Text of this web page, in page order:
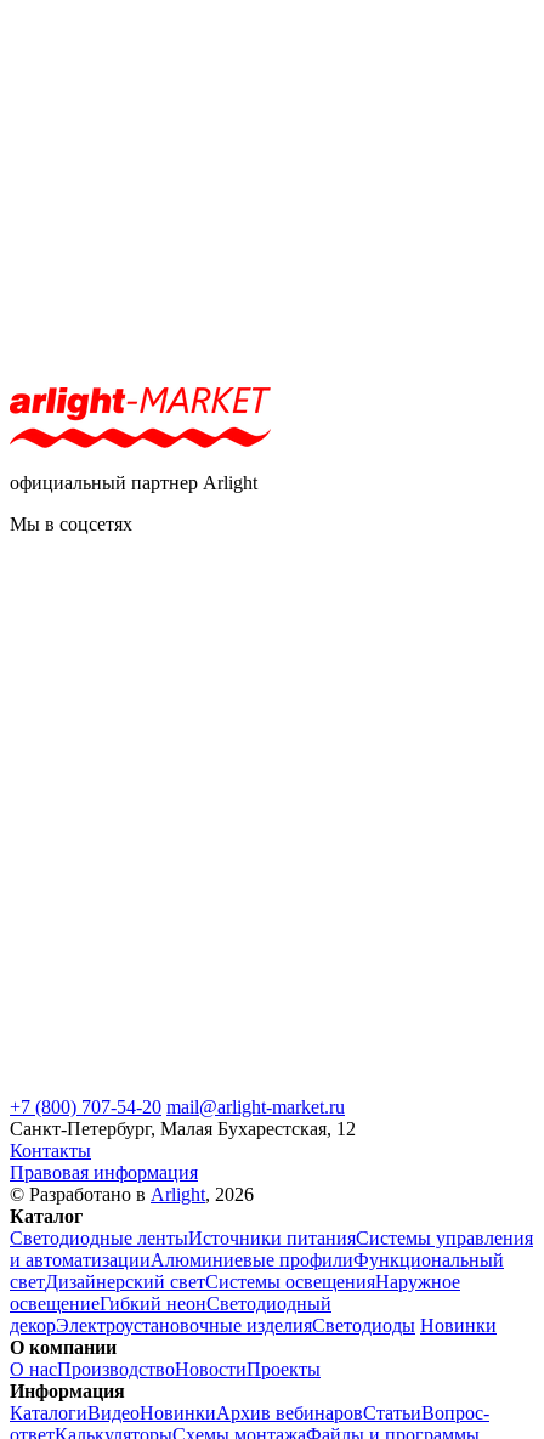
официальный партнер Arlight
Мы в соцсетях
+7 (800) 707-54-20 mail@arlight-market.ru
Санкт-Петербург, Малая Бухарестская, 12
Контакты
Правовая информация
© Разработано в Arlight, 2026
Каталог
Светодиодные лентыИсточники питанияСистемы управления
и автоматизацииАлюминиевые профилиФункциональный
светДизайнерский светСистемы освещенияНаружное
освещениеГибкий неонСветодиодный
декорЭлектроустановочные изделияСветодиоды Новинки
О компании
О насПроизводствоНовостиПроекты
Информация
КаталогиВидеоНовинкиАрхив вебинаровСтатьиВопрос-
ответКалькуляторыСхемы монтажаФайлы и программы